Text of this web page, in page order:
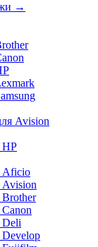
→
Avision
HP
Aficio